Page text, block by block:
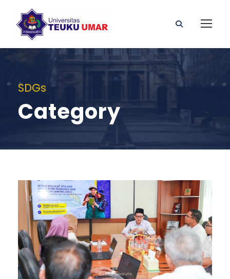
SDGs
Category